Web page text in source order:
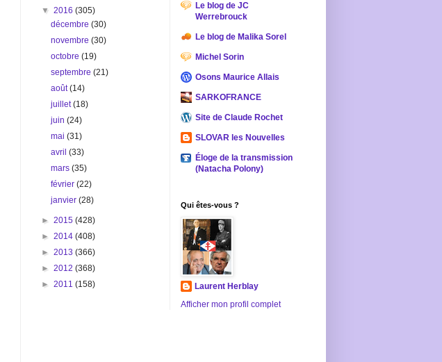
▼ 2016 (305)
décembre(30)
novembre(30)
octobre(19)
septembre(21)
août(14)
juillet(18)
juin(24)
mai(31)
avril(33)
mars(35)
février(22)
janvier(28)
► 2015 (428)
► 2014 (408)
► 2013 (366)
► 2012 (368)
► 2011 (158)
Le blog de JC
Werrebrouck
Le blog de Malika Sorel
Michel Sorin
Osons Maurice Allais
SARKOFRANCE
Site de Claude Rochet
SLOVAR les Nouvelles
Éloge de la transmission
(Natacha Polony)
Qui êtes-vous ?
Laurent Herblay
Afficher mon profil complet